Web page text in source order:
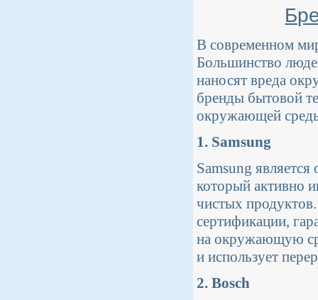
В современном
Большинство
наносят вреда
бренды бытовой
окружающей
1. Samsung
Samsung
который активно
чистых
сертификации,
на окружающую
и использует
2. Bosch